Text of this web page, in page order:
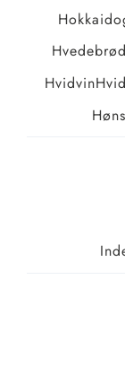
Hvedebrød
Hvidvin